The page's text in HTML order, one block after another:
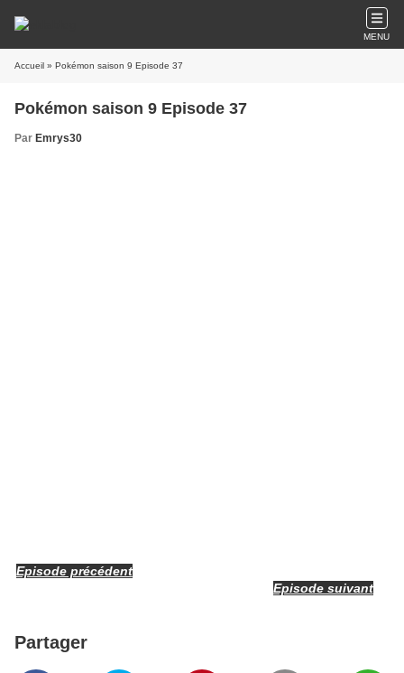
MENU
Accueil » Pokémon saison 9 Episode 37
Pokémon saison 9 Episode 37
Par Emrys30
Episode précédent
Episode suivant
Partager